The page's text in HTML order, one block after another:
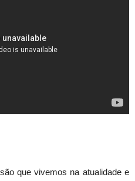
que vivemos na atualidade e